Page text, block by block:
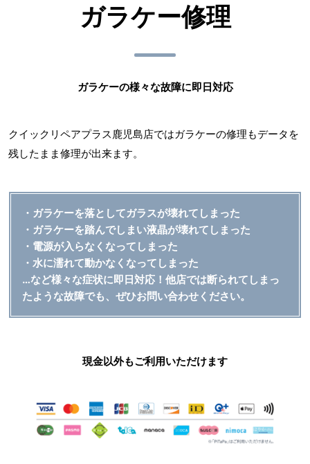
ガラケー修理
ガラケーの様々な故障に即日対応
クイックリペアプラス鹿児島店ではガラケーの修理もデータを
残したまま修理が出来ます。
・ガラケーを落としてガラスが壊れてしまった
・ガラケーを踏んでしまい液晶が壊れてしまった
・電源が入らなくなってしまった
・水に濡れて動かなくなってしまった
…など様々な症状に即日対応！他店では断られてしまっ
たような故障でも、ぜひお問い合わせください。
現金以外もご利用いただけます